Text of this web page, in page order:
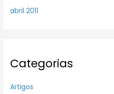
abril 2011
Categorias
Artigos